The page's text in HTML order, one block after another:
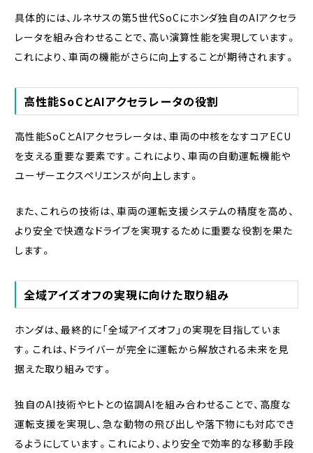
具体的には、ルネサスの第5世代SoCにホンダ独自のAIアクセラ
レータを組み合わせることで、高い演算性能を実現しています。
これにより、車両の機能がさらに向上することが期待されます。
高性能SoCとAIアクセラレータの役割
高性能SoCとAIアクセラレータは、車両の中核をなすコアECU
を支える重要な要素です。これにより、車両の自動運転機能や
ユーザーエクスペリエンスが向上します。
また、これらの技術は、車両の運転支援システムの精度を高め、
より安全で快適なドライブを実現するために重要な役割を果た
します。
全域アイズオフの実現に向けた取り組み
ホンダは、最終的に「全域アイズオフ」の実現を目指していま
す。これは、ドライバーが完全に運転から解放される未来を見
据えた取り組みです。
独自のAI技術やヒトとの協調AIを組み合わせることで、高度な
運転支援を実現し、急な動物の飛び出しや落下物にも対応でき
るようにしています。これにより、より安全で効率的な移動手段